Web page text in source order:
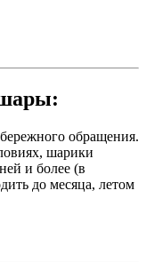
обращения.
шарики
и более (в
до месяца, летом